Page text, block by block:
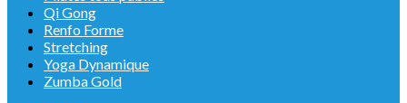
Qi Gong
Renfo Forme
Stretching
Yoga Dynamique
Zumba Gold